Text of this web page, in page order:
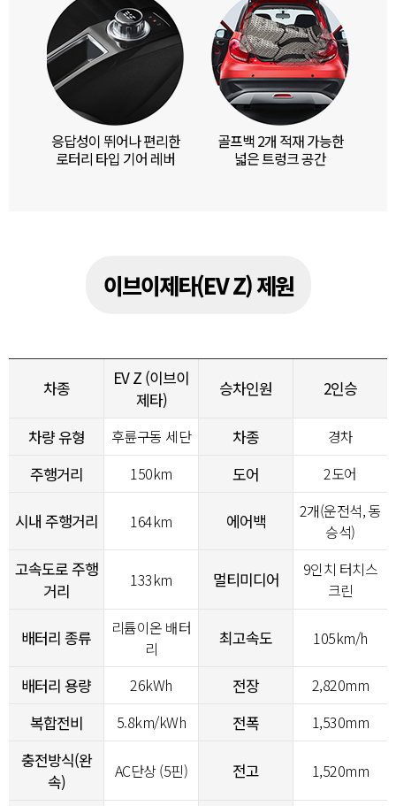
응답성이 뛰어나 편리한
로터리 타입 기어 레버
골프백 2개 적재 가능한
넓은 트렁크 공간
이브이제타(EV Z) 제원
차종
EV Z (이브이
제타)
승차인원 2인승
차량 유형 후륜구동 세단 차종 경차
주행거리 150km 도어 2도어
시내 주행거리 164km 에어백
2개(운전석, 동
승석)
고속도로 주행
거리
133km 멀티미디어
9인치 터치스
크린
배터리 종류
리튬이온 배터
리
최고속도 105km/h
배터리 용량 26kWh 전장 2,820mm
복합전비 5.8km/kWh 전폭 1,530mm
충전방식(완
속)
AC단상 (5핀) 전고 1,520mm